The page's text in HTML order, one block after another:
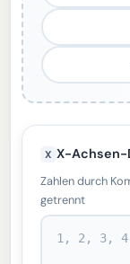
X X-Achsen-
Zahlen durch
getrennt